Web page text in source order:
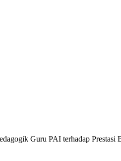
Guru PAI terhadap